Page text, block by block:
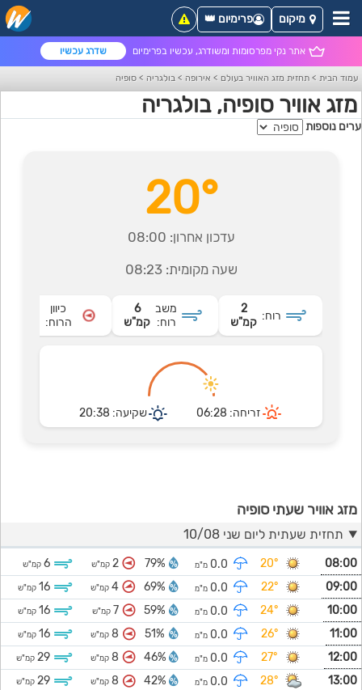
אתר נקי מפרסומות ומשודרג, עכשיו בפרימיום שדרג עכשיו
מיקום פרימיום 👑
עמוד הבית > תחזית מזג האוויר בעולם > אירופה > בולגריה > סופיה
מזג אוויר סופיה, בולגריה
ערים נוספות
20°
עדכון אחרון: 08:00
שעה מקומית:08:23
רוח:
2
קמ"ש
משב
רוח:
6
קמ"ש
כיוון
הרוח:
זריחה: 06:28 שקיעה: 20:38
מזג אוויר שעתי סופיה
תחזית שעתית ליום שני 10/08
08:00
20° מ"מ 79%
2 קמ"ש 6 קמ"ש
09:00
22° מ"מ 69%
4 קמ"ש 16 קמ"ש
10:00
24° מ"מ 59%
7 קמ"ש 16 קמ"ש
11:00
26° מ"מ 51%
8 קמ"ש 16 קמ"ש
12:00
27° מ"מ 46%
8 קמ"ש 29 קמ"ש
13:00
28° מ"מ 42%
8 קמ"ש 29 קמ"ש